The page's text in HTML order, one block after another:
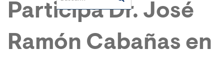
Participa Dr. José
Ramón Cabañas en